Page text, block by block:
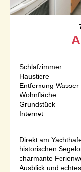
Schlafzimmer
Haustiere
Entfernung Wasser
Wohnfläche
Grundstück
Internet
Direkt am
historischen
charmante
Ausblick und